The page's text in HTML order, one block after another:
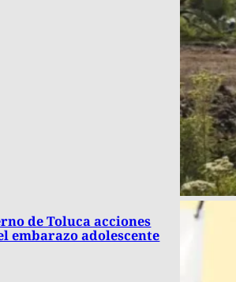
de Toluca acciones
embarazo adolescente